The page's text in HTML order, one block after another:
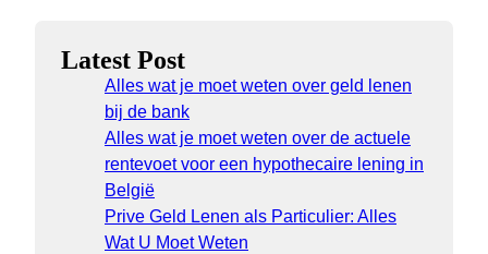
Latest Post
Alles wat je moet weten over geld lenen
bij de bank
Alles wat je moet weten over de actuele
rentevoet voor een hypothecaire lening in
België
Prive Geld Lenen als Particulier: Alles
Wat U Moet Weten